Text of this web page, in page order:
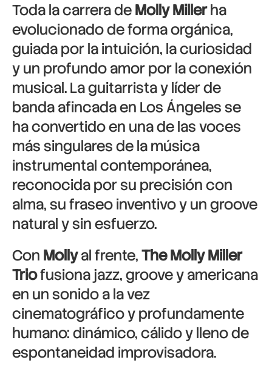
Toda la carrera deMolly Millerha
evolucionado de forma orgánica,
guiada por la intuición, la curiosidad
y un profundo amor por la conexión
musical. La guitarrista y líder de
banda afincada en Los Ángeles se
ha convertido en una de las voces
más singulares de la música
instrumental contemporánea,
reconocida por su precisión con
alma, su fraseo inventivo y un groove
natural y sin esfuerzo.
Con Mollyal frente,The Molly Miller
Triofusiona jazz, groove y americana
en un sonido a la vez
cinematográfico y profundamente
humano: dinámico, cálido y lleno de
espontaneidad improvisadora.